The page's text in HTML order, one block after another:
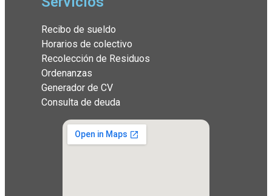
Recibo de sueldo
Horarios de colectivo
Recolección de Residuos
Ordenanzas
Generador de CV
Consulta de deuda